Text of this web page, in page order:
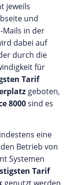
jeweils
und
Mails in der
dabei auf
durch die
für
Tarif
geboten,
8000sind es
eine
Betrieb von
Systemen
Tarif
genutzt werden